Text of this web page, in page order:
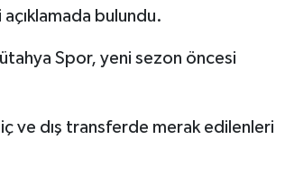
bulundu.
Spor, yeni sezon öncesi
iç ve dış transferde merak edilenleri